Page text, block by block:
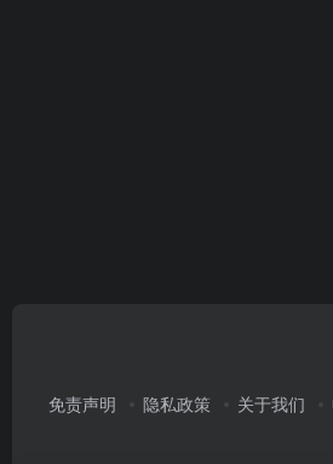
免责声明 隐私政策 关于我们